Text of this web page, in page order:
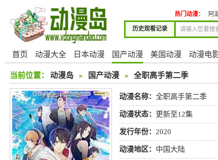
历史观看记录
热门动漫： 阿
首页 动漫大全 日本动漫 国产动漫 美国动漫 动漫电
当前位置： 动漫岛 » 国产动漫 » 全职高手第二季
动漫名称： 全职高手第二季
动漫状态： 更新至12集
发行年份： 2020
动漫地区： 中国大陆